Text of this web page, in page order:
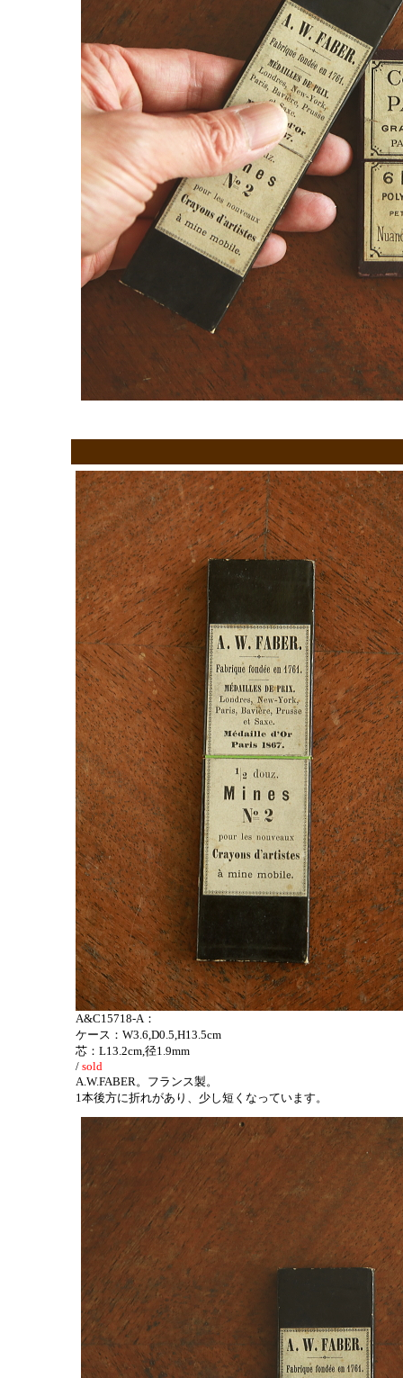
A&C15718-A：
ケース：W3.6,D0.5,H13.5cm
芯：L13.2cm,径1.9mm
/ sold
A.W.FABER。フランス製。
1本後方に折れがあり、少し短くなっています。